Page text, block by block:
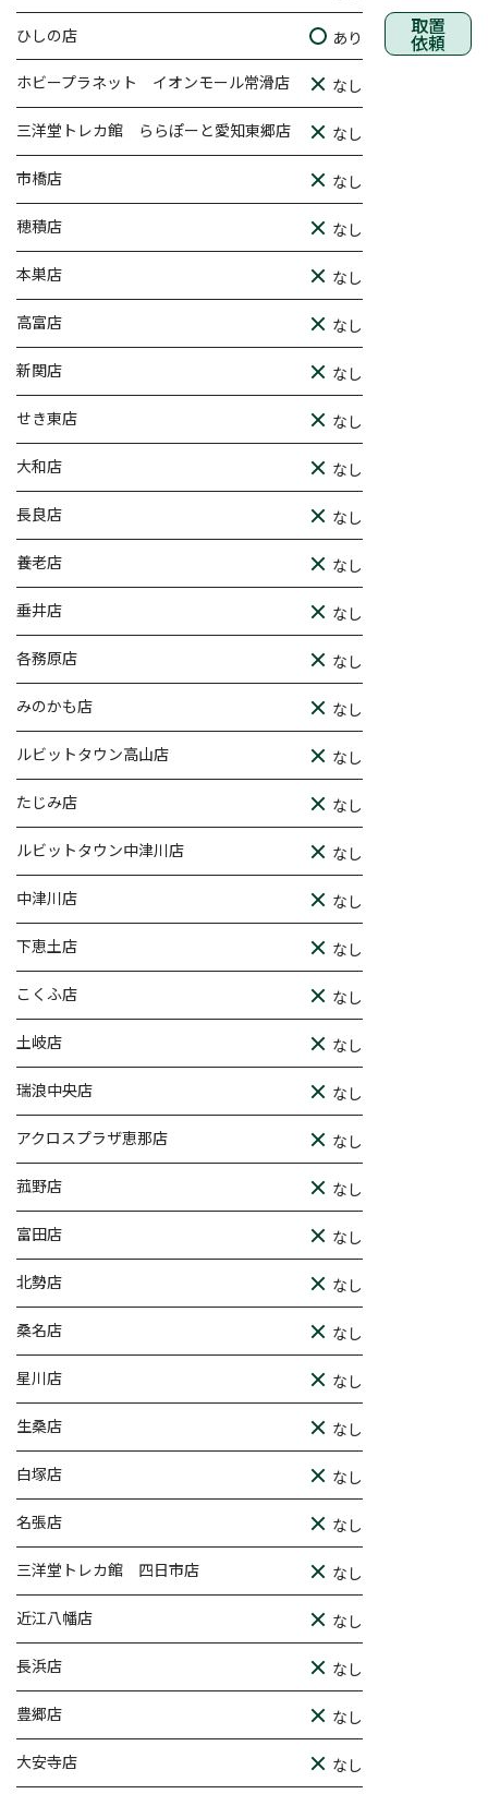
ひしの店 あり 取置
依頼
ホビープラネット イオンモール常滑店 なし
三洋堂トレカ館 ららぽーと愛知東郷店 なし
市橋店 なし
穂積店 なし
本巣店 なし
高富店 なし
新関店 なし
せき東店 なし
大和店 なし
長良店 なし
養老店 なし
垂井店 なし
各務原店 なし
みのかも店 なし
ルビットタウン高山店 なし
たじみ店 なし
ルビットタウン中津川店 なし
中津川店 なし
下恵土店 なし
こくふ店 なし
土岐店 なし
瑞浪中央店 なし
アクロスプラザ恵那店 なし
菰野店 なし
富田店 なし
北勢店 なし
桑名店 なし
星川店 なし
生桑店 なし
白塚店 なし
名張店 なし
三洋堂トレカ館 四日市店 なし
近江八幡店 なし
長浜店 なし
豊郷店 なし
大安寺店 なし